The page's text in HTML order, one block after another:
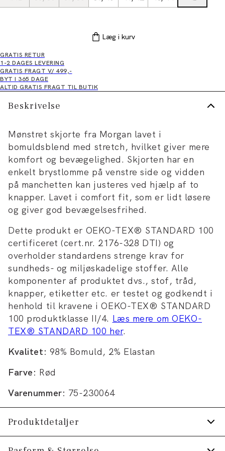
Læg i kurv
GRATIS RETUR
1-2 DAGES LEVERING
GRATIS FRAGT V/ 499,-
BYT I 365 DAGE
ALTID GRATIS FRAGT TIL BUTIK
Beskrivelse
Mønstret skjorte fra Morgan lavet i
bomuldsblend med stretch, hvilket giver mere
komfort og bevægelighed. Skjorten har en
enkelt brystlomme på venstre side og vidden
på manchetten kan justeres ved hjælp af to
knapper. Lavet i comfort fit, som er lidt løsere
og giver god bevægelsesfrihed.
Dette produkt er OEKO-TEX® STANDARD 100
certificeret (cert.nr. 2176-328 DTI) og
overholder standardens strenge krav for
sundheds- og miljøskadelige stoffer. Alle
komponenter af produktet dvs., stof, tråd,
knapper, etiketter etc. er testet og godkendt i
henhold til kravene i OEKO-TEX® STANDARD
100 produktklasse II/4. Læs mere om OEKO-
TEX® STANDARD 100 her.
Kvalitet: 98% Bomuld, 2% Elastan
Farve: Rød
Varenummer: 75-230064
Produktdetaljer